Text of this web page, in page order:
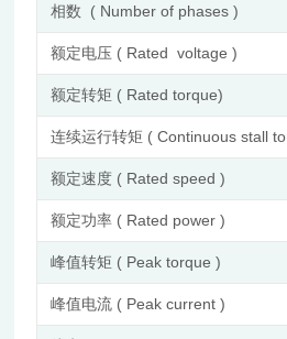
相数 ( Number of phases )
额定电压 ( Rated voltage )
额定转矩 ( Rated torque)
连续运行转矩 ( Continuous stall
额定速度 ( Rated speed )
额定功率 ( Rated power )
峰值转矩 ( Peak torque )
峰值电流 ( Peak current )